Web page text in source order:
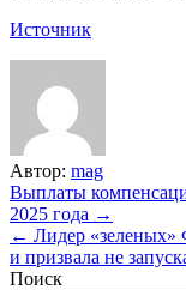
Источник
Автор: mag
Навигация
по
записям
Выплаты
2025 года →
← Лидер «зеленых»
и призвала не
Поиск